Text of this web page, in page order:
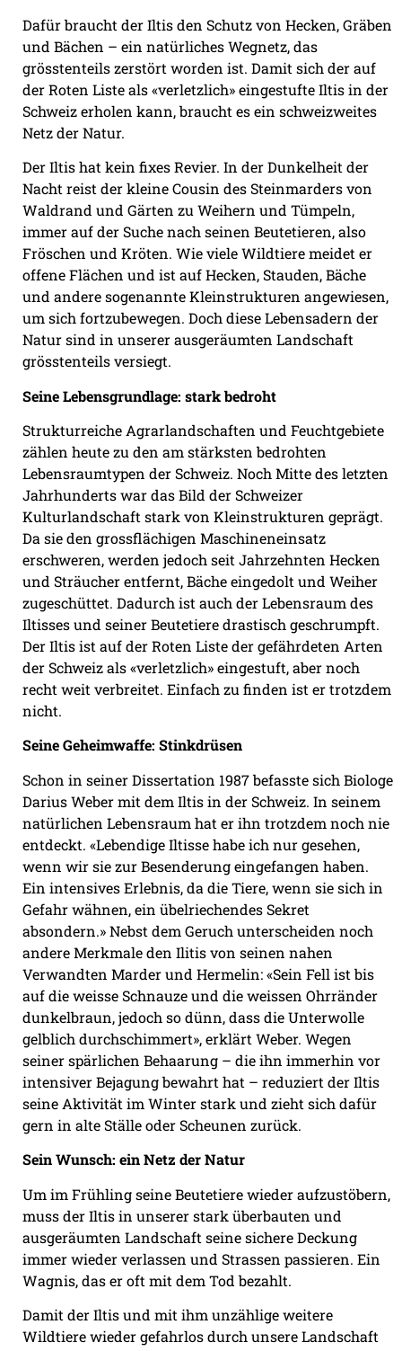
Dafür braucht der Iltis den Schutz von Hecken, Gräben
und Bächen – ein natürliches Wegnetz, das
grösstenteils zerstört worden ist. Damit sich der auf
der Roten Liste als «verletzlich» eingestufte Iltis in der
Schweiz erholen kann, braucht es ein schweizweites
Netz der Natur.
Der Iltis hat kein fixes Revier. In der Dunkelheit der
Nacht reist der kleine Cousin des Steinmarders von
Waldrand und Gärten zu Weihern und Tümpeln,
immer auf der Suche nach seinen Beutetieren, also
Fröschen und Kröten. Wie viele Wildtiere meidet er
offene Flächen und ist auf Hecken, Stauden, Bäche
und andere sogenannte Kleinstrukturen angewiesen,
um sich fortzubewegen. Doch diese Lebensadern der
Natur sind in unserer ausgeräumten Landschaft
grösstenteils versiegt.
Seine Lebensgrundlage: stark bedroht
Strukturreiche Agrarlandschaften und Feuchtgebiete
zählen heute zu den am stärksten bedrohten
Lebensraumtypen der Schweiz. Noch Mitte des letzten
Jahrhunderts war das Bild der Schweizer
Kulturlandschaft stark von Kleinstrukturen geprägt.
Da sie den grossflächigen Maschineneinsatz
erschweren, werden jedoch seit Jahrzehnten Hecken
und Sträucher entfernt, Bäche eingedolt und Weiher
zugeschüttet. Dadurch ist auch der Lebensraum des
Iltisses und seiner Beutetiere drastisch geschrumpft.
Der Iltis ist auf der Roten Liste der gefährdeten Arten
der Schweiz als «verletzlich» eingestuft, aber noch
recht weit verbreitet. Einfach zu finden ist er trotzdem
nicht.
Seine Geheimwaffe: Stinkdrüsen
Schon in seiner Dissertation 1987 befasste sich Biologe
Darius Weber mit dem Iltis in der Schweiz. In seinem
natürlichen Lebensraum hat er ihn trotzdem noch nie
entdeckt. «Lebendige Iltisse habe ich nur gesehen,
wenn wir sie zur Besenderung eingefangen haben.
Ein intensives Erlebnis, da die Tiere, wenn sie sich in
Gefahr wähnen, ein übelriechendes Sekret
absondern.» Nebst dem Geruch unterscheiden noch
andere Merkmale den Ilitis von seinen nahen
Verwandten Marder und Hermelin: «Sein Fell ist bis
auf die weisse Schnauze und die weissen Ohrränder
dunkelbraun, jedoch so dünn, dass die Unterwolle
gelblich durchschimmert», erklärt Weber. Wegen
seiner spärlichen Behaarung – die ihn immerhin vor
intensiver Bejagung bewahrt hat – reduziert der Iltis
seine Aktivität im Winter stark und zieht sich dafür
gern in alte Ställe oder Scheunen zurück.
Sein Wunsch: ein Netz der Natur
Um im Frühling seine Beutetiere wieder aufzustöbern,
muss der Iltis in unserer stark überbauten und
ausgeräumten Landschaft seine sichere Deckung
immer wieder verlassen und Strassen passieren. Ein
Wagnis, das er oft mit dem Tod bezahlt.
Damit der Iltis und mit ihm unzählige weitere
Wildtiere wieder gefahrlos durch unsere Landschaft